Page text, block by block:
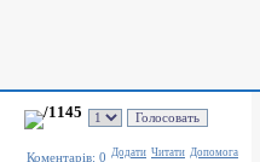
/1145
Коментарiв: 0 Додати Читати Допомога